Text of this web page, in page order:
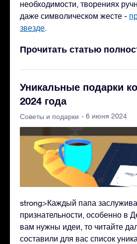
необходимости, творениях
даже символическом жесте -
звезде.
Прочитать статью
Уникальные подарки
2024 года
Советы и подарки - 6 июня 2024
strong>Каждый папа
признательности, особенно в
вам нужны идеи, то читайте
составили для вас список